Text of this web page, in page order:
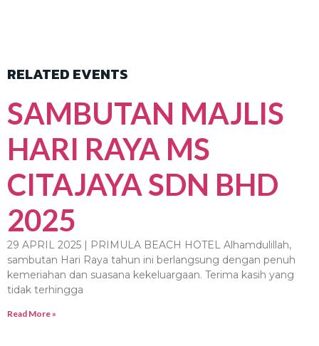
RELATED EVENTS
SAMBUTAN MAJLIS
HARI RAYA MS
CITAJAYA SDN BHD
2025
29 APRIL 2025 | PRIMULA BEACH HOTEL Alhamdulillah,
sambutan Hari Raya tahun ini berlangsung dengan penuh
kemeriahan dan suasana kekeluargaan. Terima kasih yang
tidak terhingga
Read More »